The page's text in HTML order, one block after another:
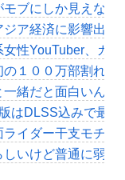
モブにしか見えな
ア経済に影響出る
女性YouTuber、ガ
の１００万部割れ
一緒だと面白いんだ
はDLSS込みで最
ライダー干支モチ
いけど普通に弱め